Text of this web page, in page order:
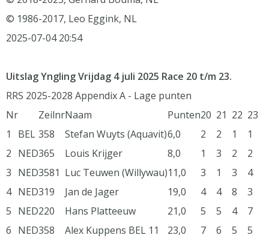
© 1986-2017, Leo Eggink, NL
2025-07-04 20:54
Uitslag Yngling Vrijdag 4 juli 2025 Race 20 t/m 23.
RRS 2025-2028 Appendix A - Lage punten
Nr
ZeilnrNaam Punten20 21 22 23
1
BEL 358 Stefan Wuyts (Aquavit)6,0 2 2 1
1
2 NED365 Louis Krijger 8,0 1 3 2
2
3 NED3581 Luc Teuwen (Willywau)11,0 3 1 3
4
4 NED319 Jan de Jager 19,0 4 4 8
3
5 NED220 Hans Platteeuw 21,0 5 5 4
7
6 NED358 Alex Kuppens BEL 11 23,0 7 6 5 5